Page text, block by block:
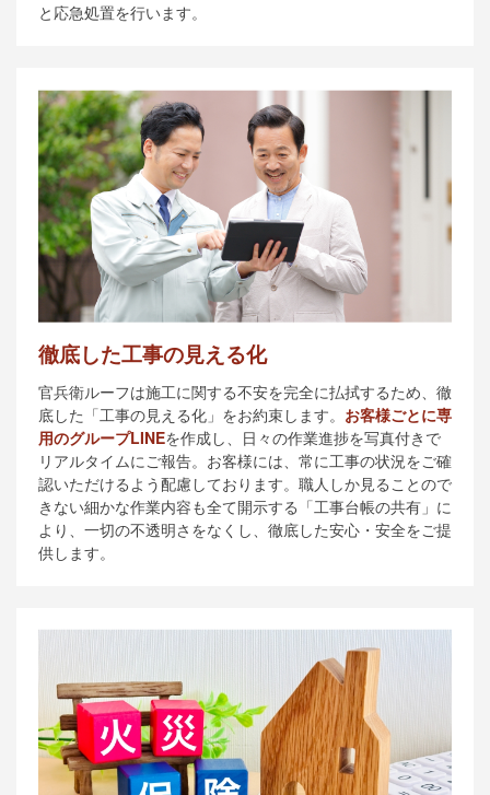
と応急処置を行います。
徹底した工事の見える化
官兵衛ルーフは施工に関する不安を完全に払拭するため、徹
底した「工事の見える化」をお約束します。 お客様ごとに専
用のグループLINEを作成し、日々の作業進捗を写真付きで
リアルタイムにご報告。お客様には、常に工事の状況をご確
認いただけるよう配慮しております。職人しか見ることので
きない細かな作業内容も全て開示する「工事台帳の共有」に
より、一切の不透明さをなくし、徹底した安心・安全をご提
供します。